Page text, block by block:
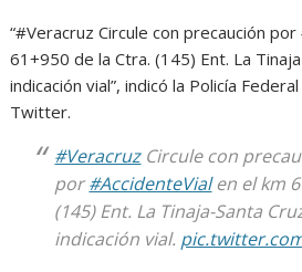
“#Veracruz Circule con precaución
61+950 de la Ctra. (145) Ent. La
indicación vial”, indicó la Policía
Twitter.
#VeracruzCircule con
por#AccidenteVialen el km
(145) Ent. La Tinaja-Santa
indicación vial.